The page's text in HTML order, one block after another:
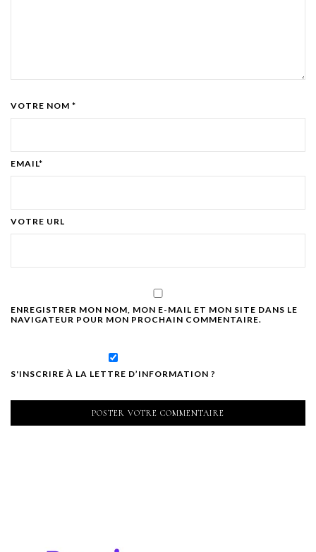
VOTRE NOM *
EMAIL*
VOTRE URL
ENREGISTRER MON NOM, MON E-MAIL ET MON SITE DANS LE
NAVIGATEUR POUR MON PROCHAIN COMMENTAIRE.
S'INSCRIRE À LA LETTRE D’INFORMATION ?